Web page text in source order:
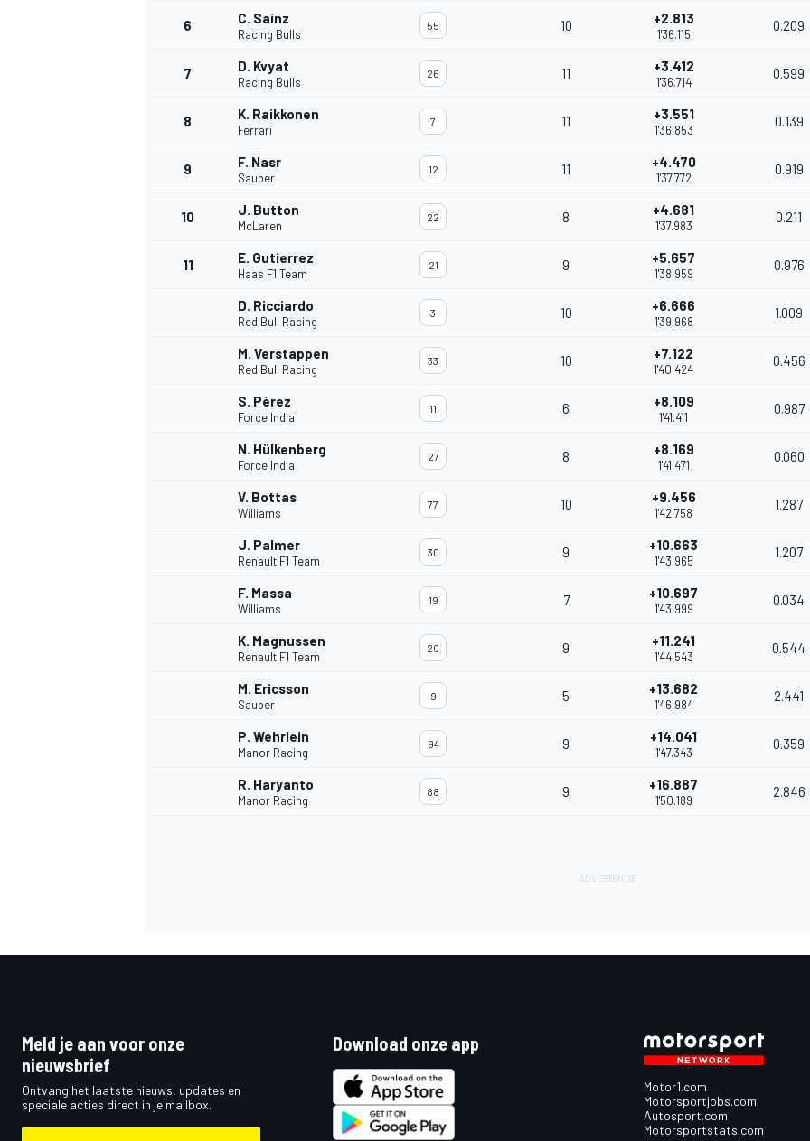
6 C. Sainz
Racing Bulls
55 10 +2.813
1'36.115
0.209
7 D. Kvyat
Racing Bulls
26 11 +3.412
1'36.714
0.599
8 K. Raikkonen
Ferrari
7 11 +3.551
1'36.853
0.139
9 F. Nasr
Sauber
12 11 +4.470
1'37.772
0.919
10 J. Button
McLaren
22 8 +4.681
1'37.983
0.211
11 E. Gutierrez
Haas F1 Team
21 9 +5.657
1'38.959
0.976
D. Ricciardo
Red Bull Racing
3 10 +6.666
1'39.968
1.009
M. Verstappen
Red Bull Racing
33 10 +7.122
1'40.424
0.456
S. Pérez
Force India
11 6 +8.109
1'41.411
0.987
N. Hülkenberg
Force India
27 8 +8.169
1'41.471
0.060
V. Bottas
Williams
77 10 +9.456
1'42.758
1.287
J. Palmer
Renault F1 Team
30 9 +10.663
1'43.965
1.207
F. Massa
Williams
19 7 +10.697
1'43.999
0.034
K. Magnussen
Renault F1 Team
20 9 +11.241
1'44.543
0.544
M. Ericsson
Sauber
9 5 +13.682
1'46.984
2.441
P. Wehrlein
Manor Racing
94 9 +14.041
1'47.343
0.359
R. Haryanto
Manor Racing
88 9 +16.887
1'50.189
2.846
Meld je aan voor onze
nieuwsbrief
Ontvang het laatste nieuws, updates en
speciale acties direct in je mailbox.
Download onze app
Motor1.com
Motorsportjobs.com
Autosport.com
Motorsportstats.com